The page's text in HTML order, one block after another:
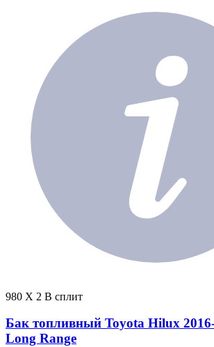
980 X 2 В сплит
Бак топливный Toyota Hilux
Long Range